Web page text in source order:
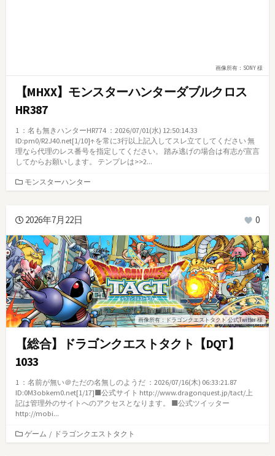
画像所有：SONY 様
【MHXX】モンスターハンターダブルクロス
HR387
1 ：名も無きハンターHR774 ：2026/07/01(水) 12:50:14.33
ID:pm0/R2J40.net[1/10]↑を常に3行以上記入してスレ立てしてください 無
理なら代理のレス番号を指定してください。 踏み逃げの場合は有志が宣言
してからお願いします。 テンプレは>>2...
カ
テ
リ
モンスターハンター
2026年7月22日 0
画像所有：ドラゴンクエストタクト 公式Twitter 様
【総合】ドラゴンクエストタクト【DQT】
1033
1 ：名前が無い＠ただの名無しのようだ ：2026/07/16(木) 06:33:21.87
ID:0M3obkem0.net[1/17]■公式サイト http://www.dragonquest.jp/tact/上
記は管理外のサイトへのアクセスとなります。 ■公式ツイッター
http://mobi...
カ
テ
ゲーム / ドラゴンクエストタクト